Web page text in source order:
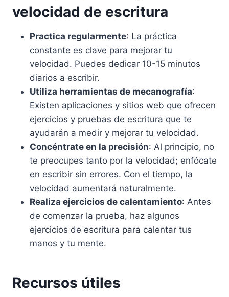
velocidad de escritura
Practica regularmente: La práctica
constante es clave para mejorar tu
velocidad. Puedes dedicar 10-15 minutos
diarios a escribir.
Utiliza herramientas de mecanografía:
Existen aplicaciones y sitios web que ofrecen
ejercicios y pruebas de escritura que te
ayudarán a medir y mejorar tu velocidad.
Concéntrate en la precisión: Al principio, no
te preocupes tanto por la velocidad; enfócate
en escribir sin errores. Con el tiempo, la
velocidad aumentará naturalmente.
Realiza ejercicios de calentamiento: Antes
de comenzar la prueba, haz algunos
ejercicios de escritura para calentar tus
manos y tu mente.
Recursos útiles